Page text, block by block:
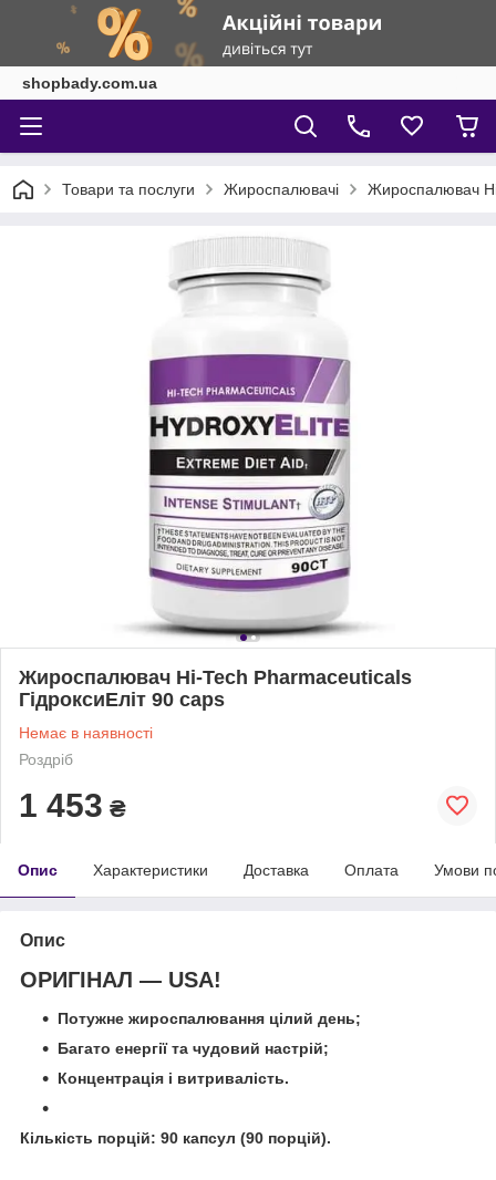
shopbady.com.ua
Товари та послуги Жироспалювачі Жироспалювач
Жироспалювач Hi-Tech Pharmaceuticals
ГідроксиЕліт 90 caps
Немає в наявності
Роздріб
1 453 ₴
Опис Характеристики Доставка Оплата Умови
Опис
ОРИГІНАЛ — USA!
Потужне жироспалювання цілий день;
Багато енергії та чудовий настрій;
Концентрація і витривалість.
Кількість порцій: 90 капсул (90 порцій).